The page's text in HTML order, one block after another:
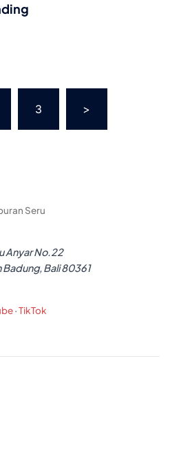
3 >
Seru
Anyar No.22
Bali 80361
·TikTok